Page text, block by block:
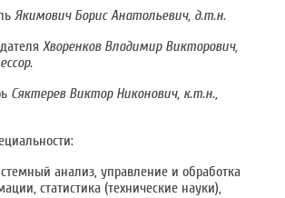
Якимович Борис Анатольевич, д.т.н.
Хворенков Владимир Викторович,
Сяктерев Виктор Никонович, к.т.н.,
анализ, управление и обработка
статистика (технические науки),